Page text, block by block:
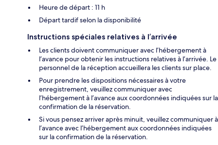
Heure de départ : 11 h
Départ tardif selon la disponibilité
Instructions spéciales relatives à l’arrivée
Les clients doivent communiquer avec l’hébergement à
l’avance pour obtenir les instructions relatives à l’arrivée. Le
personnel de la réception accueillera les clients sur place.
Pour prendre les dispositions nécessaires à votre
enregistrement, veuillez communiquer avec
l’hébergement à l’avance aux coordonnées indiquées sur la
confirmation de la réservation.
Si vous pensez arriver après minuit, veuillez communiquer à
l’avance avec l’hébergement aux coordonnées indiquées
sur la confirmation de la réservation.